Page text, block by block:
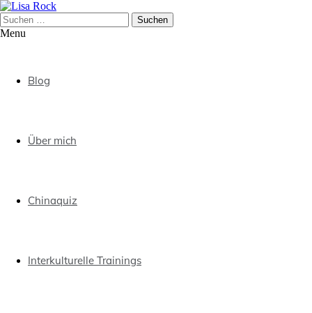
Skip
to
content
Lisa Rock
Suchen
nach:
Menu
Blog
Über mich
Chinaquiz
Interkulturelle Trainings